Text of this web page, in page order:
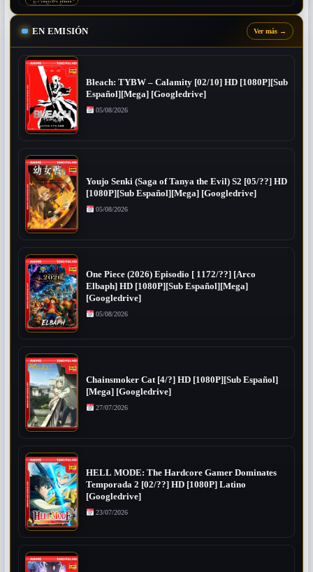
EN EMISIÓN Ver más →
Bleach: TYBW – Calamity [02/10] HD [1080P][Sub
Español][Mega] [Googledrive]
05/08/2026
Youjo Senki (Saga of Tanya the Evil) S2 [05/??] HD
[1080P][Sub Español][Mega] [Googledrive]
05/08/2026
One Piece (2026) Episodio [ 1172/??] [Arco
Elbaph] HD [1080P][Sub Español][Mega]
[Googledrive]
05/08/2026
Chainsmoker Cat [4/?] HD [1080P][Sub Español]
[Mega] [Googledrive]
27/07/2026
HELL MODE: The Hardcore Gamer Dominates
Temporada 2 [02/??] HD [1080P] Latino
[Googledrive]
23/07/2026